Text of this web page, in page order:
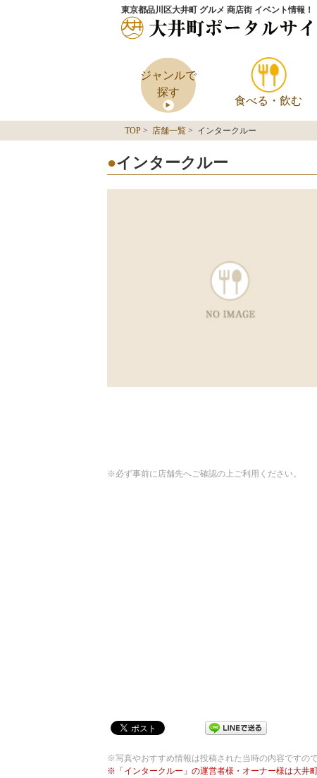
東京都品川区大井町 グルメ 商店街 イベント情報！
ジャンルで
探す
食べる・飲む
TOP > 店舗一覧 > インタークルー
インタークルー
※必ず事前に店舗先へご確認の上ご利用ください。
※写真やおすすめ情報は投稿された当時の内容ですの
※「インタークルー」の運営者様・オーナー様は大井